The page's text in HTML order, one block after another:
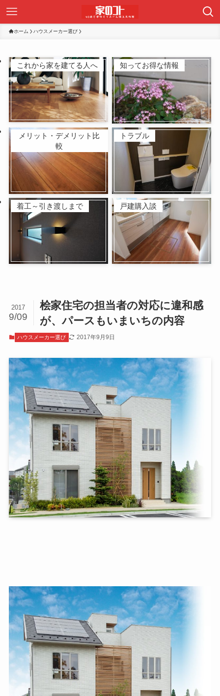
ホーム ハウスメーカー選び
これから家を建てる人へ 知ってお得な情報
メリット・デメリット比
較
トラブル
着工～引き渡しまで 戸建購入談
桧家住宅の担当者の対応に違和感
が、パースもいまいちの内容
2017
9/09
ハウスメーカー選び 2017年9月9日